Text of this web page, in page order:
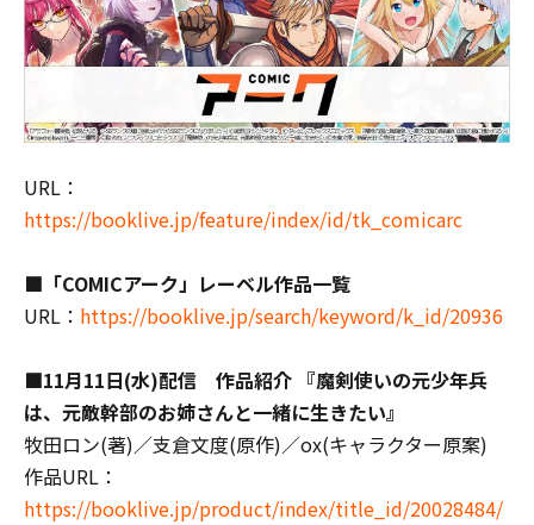
URL：
https://booklive.jp/feature/index/id/tk_comicarc
■「COMICアーク」レーベル作品一覧
URL： https://booklive.jp/search/keyword/k_id/20936
■11月11日(水)配信 作品紹介 『魔剣使いの元少年兵
は、元敵幹部のお姉さんと一緒に生きたい』
牧田ロン(著)／支倉文度(原作)／ox(キャラクター原案)
作品URL：
https://booklive.jp/product/index/title_id/20028484/